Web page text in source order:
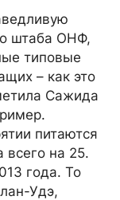
штаба ОНФ,
типовые
– как это
Сажида
питаются
всего на 25.
года. То
Удэ,